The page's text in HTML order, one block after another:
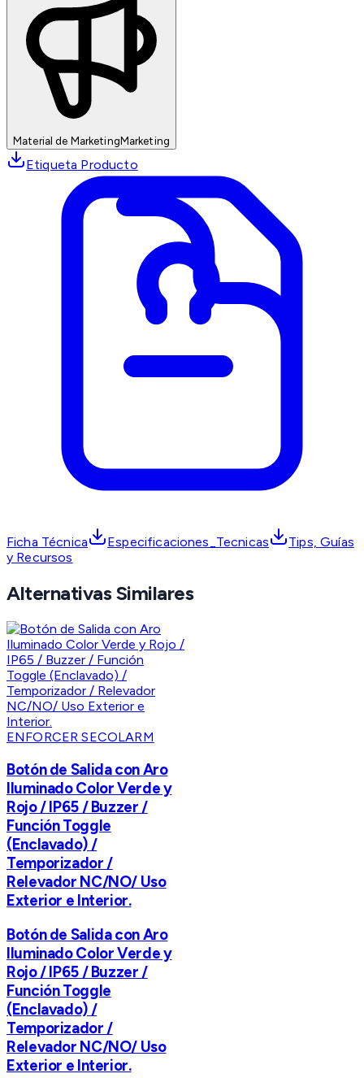
Material de MarketingMarketing
Etiqueta Producto
Ficha Técnica Especificaciones_Tecnicas
Tips, Guías
y Recursos
Alternativas Similares
ENFORCER SECOLARM
Botón de Salida con Aro
Iluminado Color Verde y
Rojo / IP65 / Buzzer /
Función Toggle
(Enclavado) /
Temporizador /
Relevador NC/NO/ Uso
Exterior e Interior.
Botón de Salida con Aro
Iluminado Color Verde y
Rojo / IP65 / Buzzer /
Función Toggle
(Enclavado) /
Temporizador /
Relevador NC/NO/ Uso
Exterior e Interior.